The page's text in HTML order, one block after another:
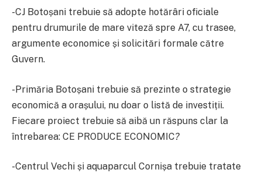
-CJ Botoșani trebuie să adopte hotărâri oficiale
pentru drumurile de mare viteză spre A7, cu trasee,
argumente economice și solicitări formale către
Guvern.
-Primăria Botoșani trebuie să prezinte o strategie
economică a orașului, nu doar o listă de investiții.
Fiecare proiect trebuie să aibă un răspuns clar la
întrebarea: CE PRODUCE ECONOMIC?
-Centrul Vechi și aquaparcul Cornișa trebuie tratate